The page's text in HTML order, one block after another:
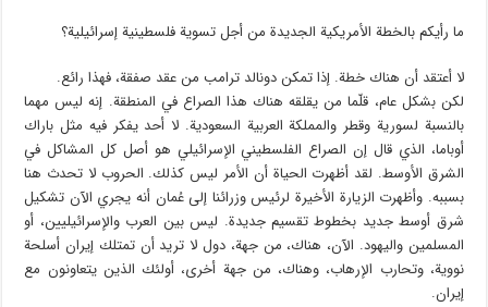
ما رأيكم بالخطة الأمريكية الجديدة من أجل تسوية فلسطينية إسرائيلية؟
لا أعتقد أن هناك خطة. إذا تمكن دونالد ترامب من عقد صفقة، فهذا رائع.
لكن بشكل عام، قلّما من يقلقه هناك هذا الصراع في المنطقة. إنه ليس مهما
بالنسبة لسورية وقطر والمملكة العربية السعودية. لا أحد يفكر فيه مثل باراك
أوباما، الذي قال إن الصراع الفلسطيني الإسرائيلي هو أصل كل المشاكل في
الشرق الأوسط. لقد أظهرت الحياة أن الأمر ليس كذلك. الحروب لا تحدث هنا
بسببه. وأظهرت الزيارة الأخيرة لرئيس وزرائنا إلى عُمان أنه يجري الآن تشكيل
شرق أوسط جديد بخطوط تقسيم جديدة. ليس بين العرب والإسرائيليين، أو
المسلمين واليهود. الآن، هناك، من جهة، دول لا تريد أن تمتلك إيران أسلحة
نووية، وتحارب الإرهاب، وهناك، من جهة أخرى، أولئك الذين يتعاونون مع
إيران.